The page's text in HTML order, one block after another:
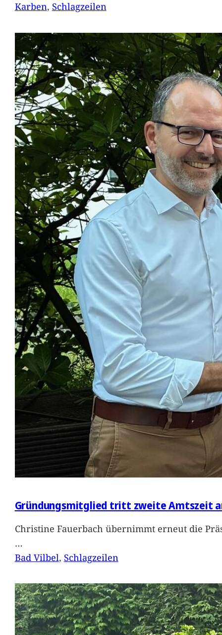
Karben, Schlagzeilen
Gründungsmitglied tritt zweite Amtszeit
Christine Fauerbach übernimmt erneut die
…
Bad Vilbel, Schlagzeilen